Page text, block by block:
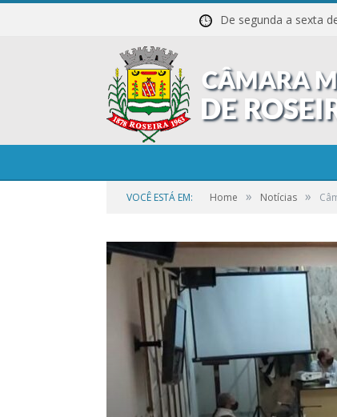
De segunda a
VOCÊ ESTÁ EM: Home » Notícias »